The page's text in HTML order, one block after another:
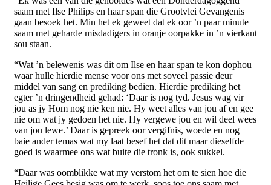
saam met Ilse Philips en haar span die Grootvlei Gevangenis
gaan besoek het. Min het ek geweet dat ek oor ’n paar minute
saam met geharde misdadigers in oranje oorpakke in ’n vierkant
sou staan.
“Wat ’n belewenis was dit om Ilse en haar span te kon dophou
waar hulle hierdie mense voor ons met soveel passie deur
middel van sang en prediking bedien. Hierdie prediking het
egter ’n dringendheid gehad: ‘Daar is nog tyd. Jesus wag vir
jou as jy Hom nog nie ken nie. Hy weet alles van jou af en gee
nie om wat jy gedoen het nie. Hy vergewe jou en wil deel wees
van jou lewe.’ Daar is gepreek oor vergifnis, woede en nog
baie ander temas wat my laat besef het dat dit maar dieselfde
goed is waarmee ons wat buite die tronk is, ook sukkel.
“Daar was oomblikke wat my verstom het om te sien hoe die